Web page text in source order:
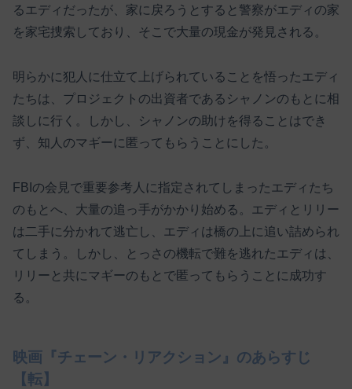
るエディだったが、家に戻ろうとすると警察がエディの家
を家宅捜索しており、そこで大量の現金が発見される。
明らかに犯人に仕立て上げられていることを悟ったエディ
たちは、プロジェクトの出資者であるシャノンのもとに相
談しに行く。しかし、シャノンの助けを得ることはでき
ず、知人のマギーに匿ってもらうことにした。
FBIの会見で重要参考人に指定されてしまったエディたち
のもとへ、大量の追っ手がかかり始める。エディとリリー
は二手に分かれて逃亡し、エディは橋の上に追い詰められ
てしまう。しかし、とっさの機転で難を逃れたエディは、
リリーと共にマギーのもとで匿ってもらうことに成功す
る。
映画『チェーン・リアクション』のあらすじ
【転】